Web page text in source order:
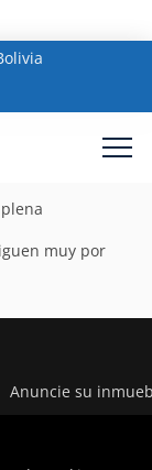
muy por
Anuncie su